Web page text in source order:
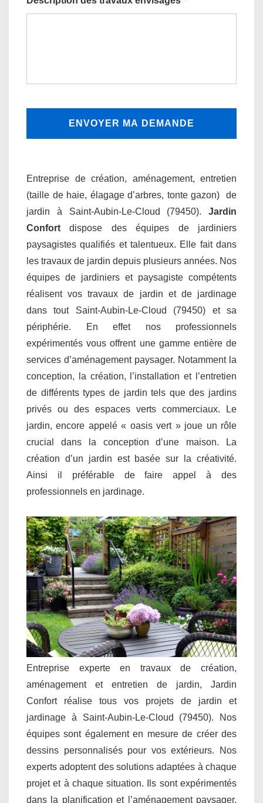
Entreprise de création, aménagement, entretien
(taille de haie, élagage d’arbres, tonte gazon) de
jardin à Saint-Aubin-Le-Cloud (79450). Jardin
Confort dispose des équipes de jardiniers
paysagistes qualifiés et talentueux. Elle fait dans
les travaux de jardin depuis plusieurs années. Nos
équipes de jardiniers et paysagiste compétents
réalisent vos travaux de jardin et de jardinage
dans tout Saint-Aubin-Le-Cloud (79450) et sa
périphérie. En effet nos professionnels
expérimentés vous offrent une gamme entière de
services d’aménagement paysager. Notamment la
conception, la création, l’installation et l’entretien
de différents types de jardin tels que des jardins
privés ou des espaces verts commerciaux. Le
jardin, encore appelé « oasis vert » joue un rôle
crucial dans la conception d’une maison. La
création d’un jardin est basée sur la créativité.
Ainsi il préférable de faire appel à des
professionnels en jardinage.
Entreprise experte en travaux de création,
aménagement et entretien de jardin, Jardin
Confort réalise tous vos projets de jardin et
jardinage à Saint-Aubin-Le-Cloud (79450). Nos
équipes sont également en mesure de créer des
dessins personnalisés pour vos extérieurs. Nos
experts adoptent des solutions adaptées à chaque
projet et à chaque situation. Ils sont expérimentés
dans la planification et l’aménagement paysager.